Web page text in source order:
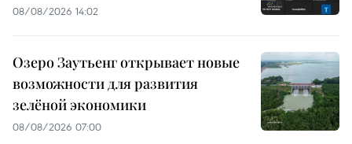
08/08/2026 14:02
Озеро Заутьенг открывает новые
возможности для развития
зелёной экономики
08/08/2026 07:00